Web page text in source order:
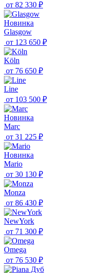
от 82 330 ₽
Новинка
Glasgow
от 123 650 ₽
Köln
от 76 650 ₽
Line
от 103 500 ₽
Новинка
Marc
от 31 225 ₽
Новинка
Mario
от 30 130 ₽
Monza
от 86 430 ₽
NewYork
от 71 300 ₽
Omega
от 76 530 ₽